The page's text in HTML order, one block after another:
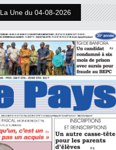
La Une du 04-08-2026